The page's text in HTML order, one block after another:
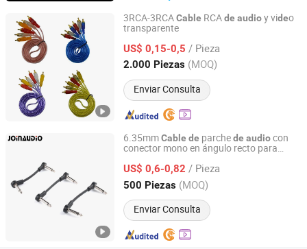
3RCA-3RCACable RCAde audioy video
transparente
US$ 0,15-0,5 / Pieza
2.000 Piezas (MOQ)
Enviar Consulta
Changzhou Eagle International Trade Corp.
Jiangsu, China Desde 2004
6.35mmCable de parchede audiocon
conector mono en ángulo recto para
US$ 0,6-0,82 / Pieza
500 Piezas (MOQ)
Enviar Consulta
Ningbo Yinzhou Join Industry Co., Ltd.
Zhejiang, China Desde 2010